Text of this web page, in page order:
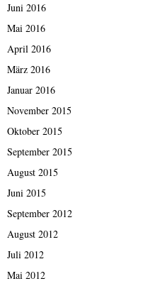
Juni 2016
Mai 2016
April 2016
März 2016
Januar 2016
November 2015
Oktober 2015
September 2015
August 2015
Juni 2015
September 2012
August 2012
Juli 2012
Mai 2012